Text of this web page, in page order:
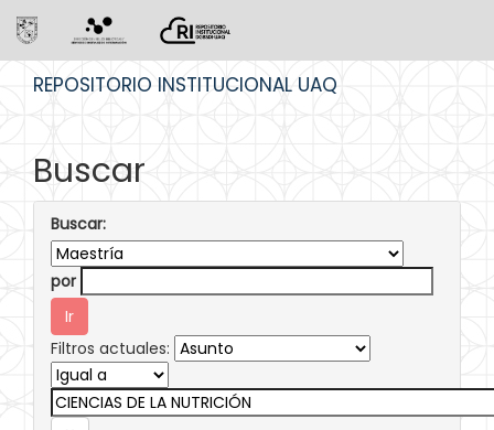
REPOSITORIO INSTITUCIONAL UAQ
Buscar
Buscar:
por
Filtros actuales: